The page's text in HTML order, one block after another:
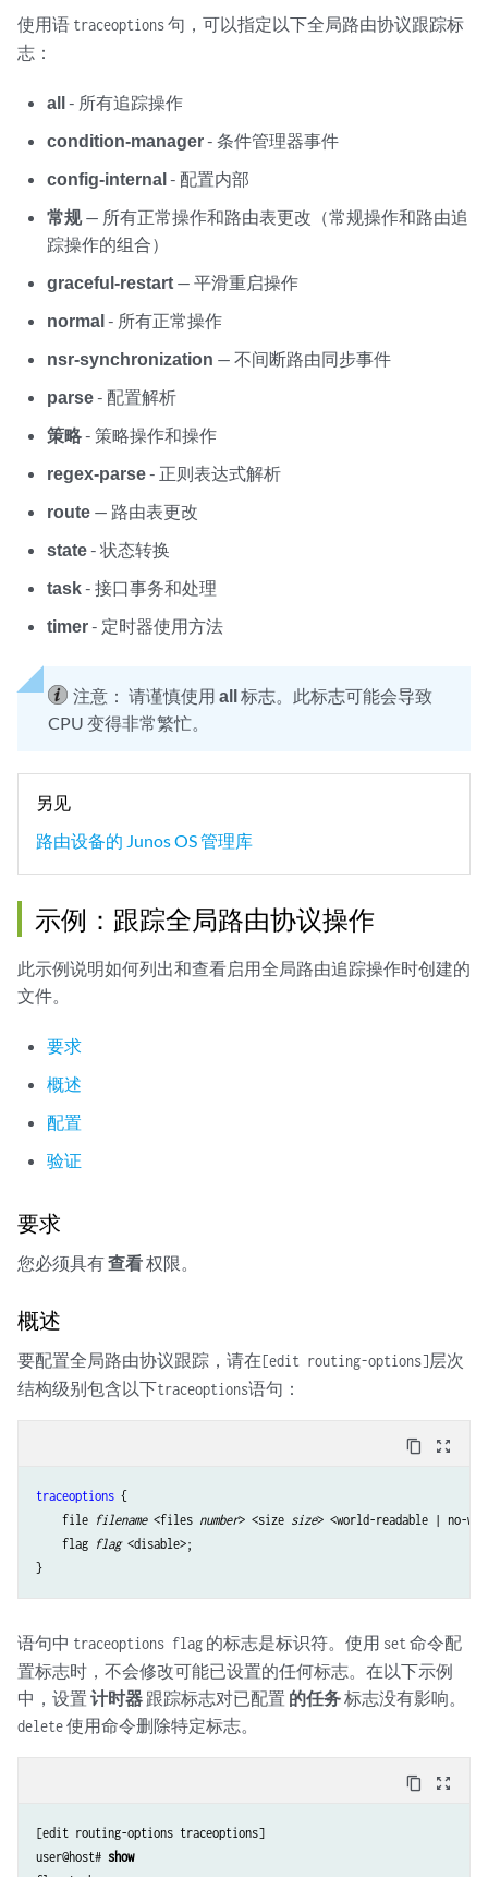
使用语 traceoptions句，可以指定以下全局路由协议跟踪标
志：
all- 所有追踪操作
condition-manager- 条件管理器事件
config-internal- 配置内部
常规— 所有正常操作和路由表更改（常规操作和路由追
踪操作的组合）
graceful-restart — 平滑重启操作
normal- 所有正常操作
nsr-synchronization — 不间断路由同步事件
parse- 配置解析
策略- 策略操作和操作
regex-parse- 正则表达式解析
route — 路由表更改
state- 状态转换
task- 接口事务和处理
timer- 定时器使用方法
注意： 请谨慎使用 all标志。此标志可能会导致
CPU 变得非常繁忙。
另见
路由设备的 Junos OS 管理库
示例：跟踪全局路由协议操作
此示例说明如何列出和查看启用全局路由追踪操作时创建的
文件。
要求
概述
配置
验证
要求
您必须具有查看权限。
概述
要配置全局路由协议跟踪，请在[edit routing-options]层次
结构级别包含以下traceoptions语句：
content_copy zoom_out_map
traceoptions {
    file
filename <files number> <size size> <world-readable | no-
    flag
flag <disable>;
语句中 traceoptions flag 的标志是标识符。使用 set命令配
置标志时，不会修改可能已设置的任何标志。在以下示例
中，设置 计时器 跟踪标志对已配置 的任务标志没有影响。
delete使用命令删除特定标志。
content_copy zoom_out_map
[edit routing-options traceoptions]
user@host# show